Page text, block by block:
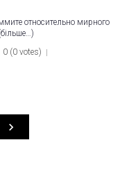
относительно мирного
0 (0 votes)